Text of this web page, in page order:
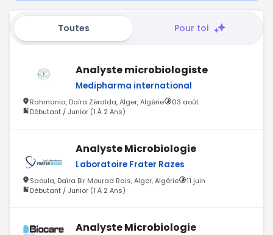
Toutes Pour toi
Analyste microbiologiste
Medipharma international
Rahmania, Daïra Zéralda, Alger, Algérie
03 août
Débutant / Junior (1 À 2 Ans)
Analyste Microbiologie
Laboratoire Frater Razes
Saoula, Daïra Bir Mourad Rais, Alger, Algérie
11 juin
Débutant / Junior (1 À 2 Ans)
Analyste Microbiologie